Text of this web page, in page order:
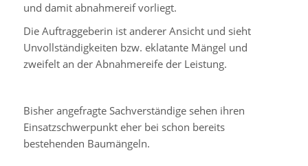
und damit abnahmereif vorliegt.
Die Auftraggeberin ist anderer Ansicht und sieht
Unvollständigkeiten bzw. eklatante Mängel und
zweifelt an der Abnahmereife der Leistung.
Bisher angefragte Sachverständige sehen ihren
Einsatzschwerpunkt eher bei schon bereits
bestehenden Baumängeln.